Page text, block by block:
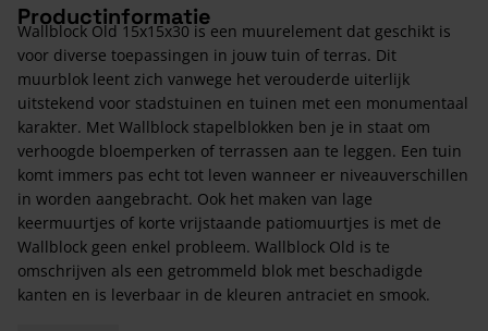
Productinformatie
Wallblock Old 15x15x30 is een muurelement dat geschikt is
voor diverse toepassingen in jouw tuin of terras. Dit
muurblok leent zich vanwege het verouderde uiterlijk
uitstekend voor stadstuinen en tuinen met een monumentaal
karakter. Met Wallblock stapelblokken ben je in staat om
verhoogde bloemperken of terrassen aan te leggen. Een tuin
komt immers pas echt tot leven wanneer er niveauverschillen
in worden aangebracht. Ook het maken van lage
keermuurtjes of korte vrijstaande patiomuurtjes is met de
Wallblock geen enkel probleem. Wallblock Old is te
omschrijven als een getrommeld blok met beschadigde
kanten en is leverbaar in de kleuren antraciet en smook.